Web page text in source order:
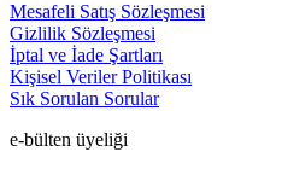
Mesafeli Satış Sözleşmesi
Gizlilik Sözleşmesi
İptal ve İade Şartları
Kişisel Veriler Politikası
Sık Sorulan Sorular
e-bülten üyeliği